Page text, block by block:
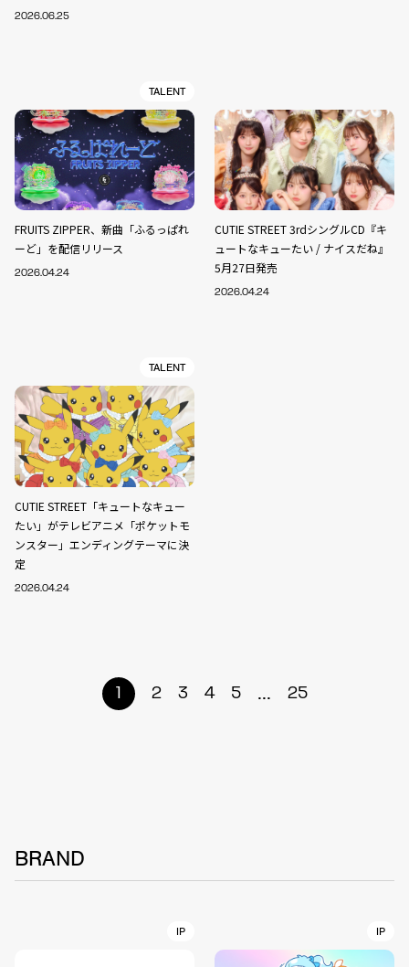
2026.06.25
TALENT
FRUITS ZIPPER、新曲「ふるっぱれ
ーど」を配信リリース
2026.04.24
CUTIE STREET 3rdシングルCD『キ
ュートなキューたい / ナイスだね』
5月27日発売
2026.04.24
TALENT
CUTIE STREET「キュートなキュー
たい」がテレビアニメ「ポケットモ
ンスター」エンディングテーマに決
定
2026.04.24
1 2 3 4 5 ... 25
BRAND
IP IP